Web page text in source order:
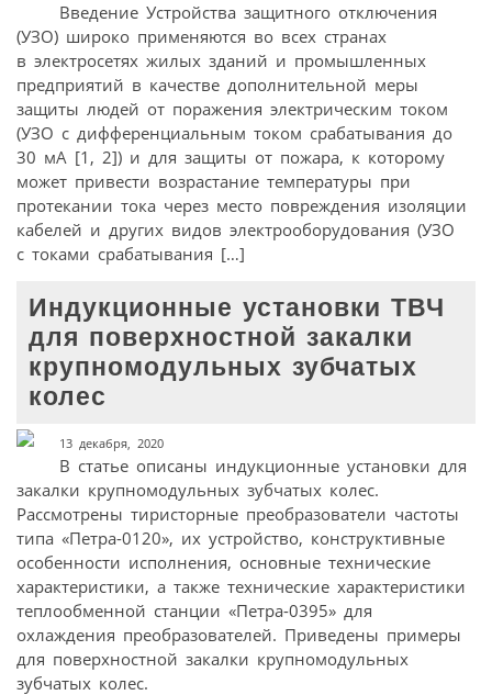
Введение Устройства защитного отключения
(УЗО) широко применяются во всех странах
в электросетях жилых зданий и промышленных
предприятий в качестве дополнительной меры
защиты людей от поражения электрическим током
(УЗО с дифференциальным током срабатывания до
30 мА [1, 2]) и для защиты от пожара, к которому
может привести возрастание температуры при
протекании тока через место повреждения изоляции
кабелей и других видов электрооборудования (УЗО
с токами срабатывания […]
Индукционные установки ТВЧ
для поверхностной закалки
крупномодульных зубчатых
колес
13 декабря, 2020
В статье описаны индукционные установки для
закалки крупномодульных зубчатых колес.
Рассмотрены тиристорные преобразователи частоты
типа «Петра-0120», их устройство, конструктивные
особенности исполнения, основные технические
характеристики, а также технические характеристики
теплообменной станции «Петра-0395» для
охлаждения преобразователей. Приведены примеры
для поверхностной закалки крупномодульных
зубчатых колес.